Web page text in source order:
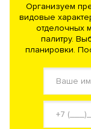
Организуем
видовые
отделочных
палитру.
планировки.